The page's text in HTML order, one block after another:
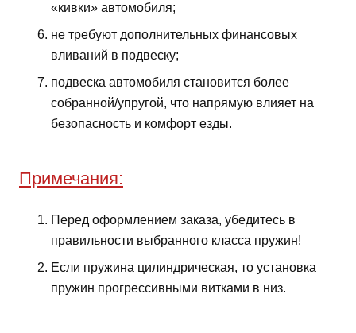
«кивки» автомобиля;
не требуют дополнительных финансовых
вливаний в подвеску;
подвеска автомобиля становится более
собранной/упругой, что напрямую влияет на
безопасность и комфорт езды.
Примечания:
Перед оформлением заказа, убедитесь в
правильности выбранного класса пружин!
Если пружина цилиндрическая, то установка
пружин прогрессивными витками в низ.